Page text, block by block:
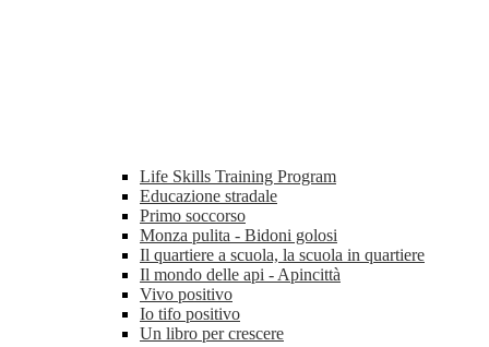
Life Skills Training Program
Educazione stradale
Primo soccorso
Monza pulita - Bidoni golosi
Il quartiere a scuola, la scuola in quartiere
Il mondo delle api - Apincittà
Vivo positivo
Io tifo positivo
Un libro per crescere